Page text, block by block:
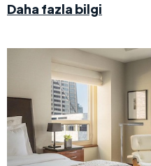
Daha fazla bilgi